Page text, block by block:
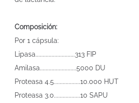
Composición:
Por 1 cápsula:
Lipasa...........................313 FIP
Amilasa.........................5000 DU
Proteasa 4.5..................10.000 HUT
Proteasa 3.0..................10 SAPU